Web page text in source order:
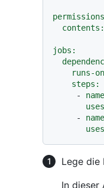
contents:
jobs:
runs-
steps:
-
-
Lege die
In dieser